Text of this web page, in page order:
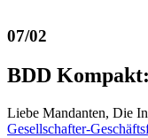
07/02
BDD
Liebe Mandanten, Die
Gesellschafter-